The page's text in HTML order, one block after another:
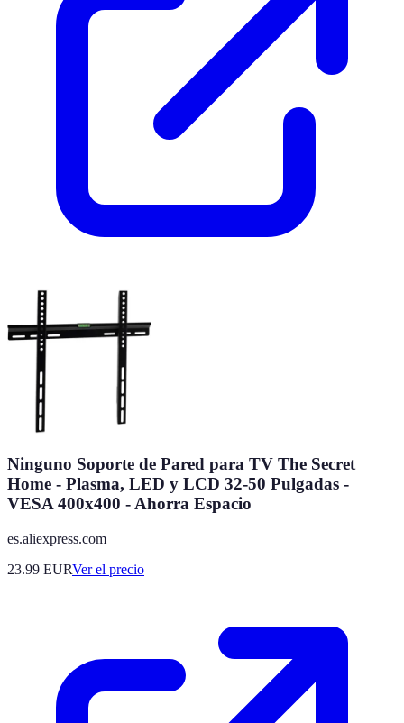
Ninguno Soporte de Pared para TV The Secret
Home - Plasma, LED y LCD 32-50 Pulgadas -
VESA 400x400 - Ahorra Espacio
es.aliexpress.com
23.99 EURVer el precio